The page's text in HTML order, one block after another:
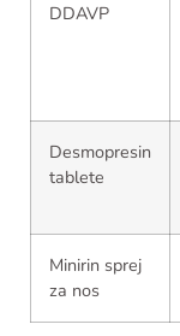
DDAVP
Desmopresin
tablete
Minirin sprej
za nos